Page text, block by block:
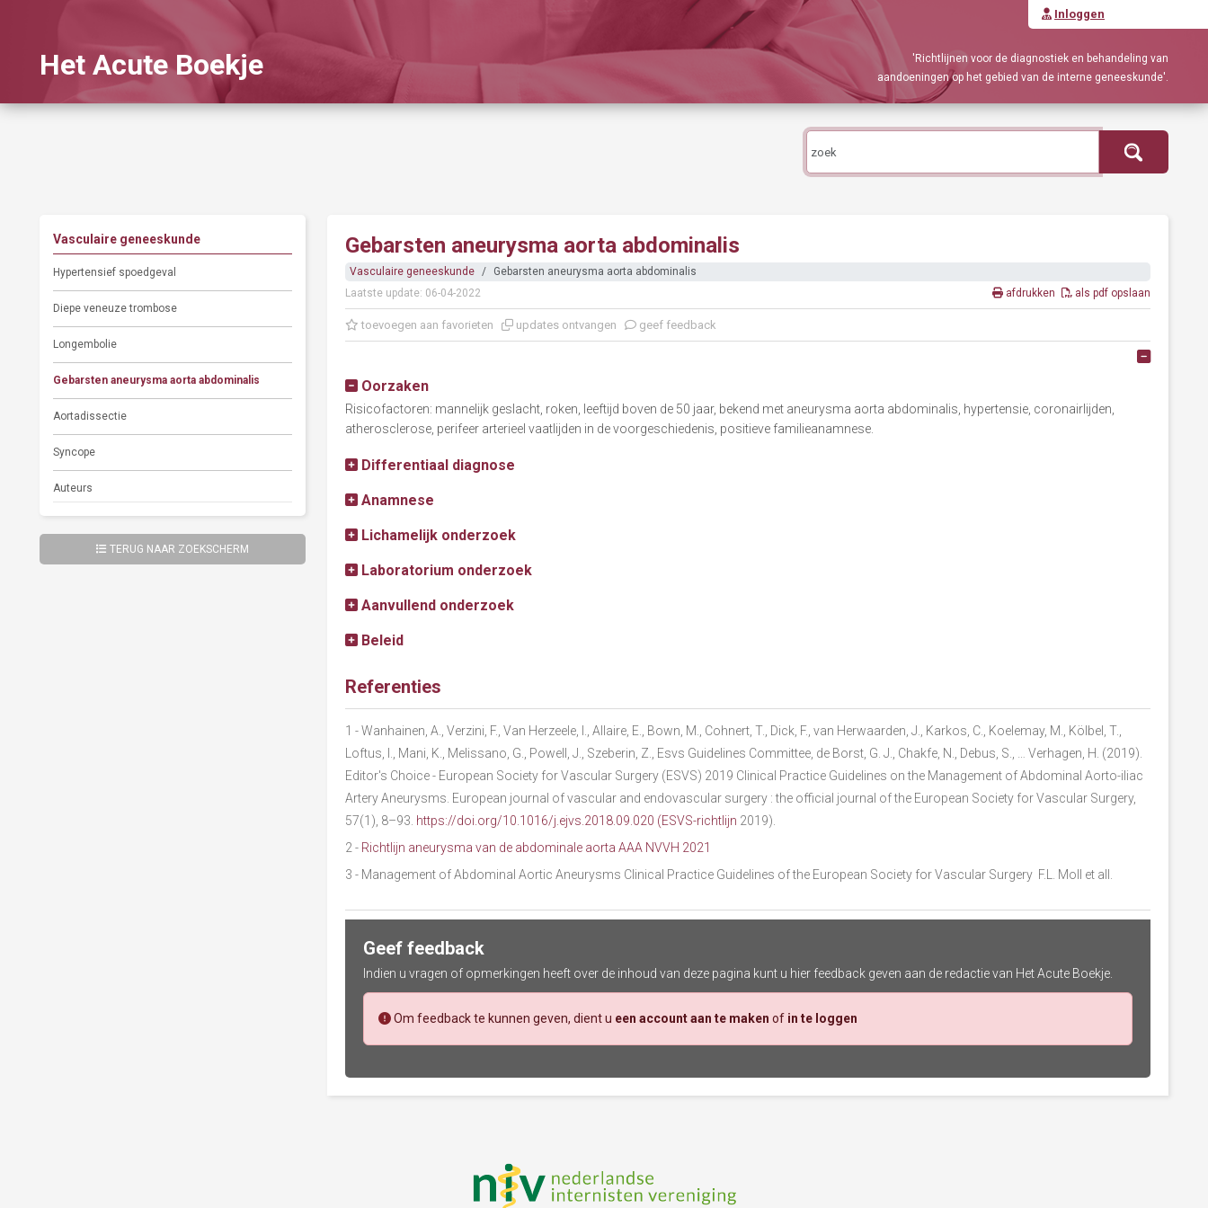
Inloggen
Het Acute Boekje
'Richtlijnen voor de diagnostiek en behandeling van
aandoeningen op het gebied van de interne geneeskunde'.
Vasculaire geneeskunde
Hypertensief spoedgeval
Diepe veneuze trombose
Longembolie
Gebarsten aneurysma aorta abdominalis
Aortadissectie
Syncope
Auteurs
TERUG NAAR ZOEKSCHERM
Gebarsten aneurysma aorta abdominalis
Vasculaire geneeskunde
Gebarsten aneurysma aorta abdominalis
Laatste update: 06-04-2022
afdrukken als pdf opslaan
toevoegen aan favorieten updates ontvangen geef feedback
Alles
Oorzaken
Risicofactoren: mannelijk geslacht, roken, leeftijd boven de 50 jaar, bekend met aneurysma aorta abdominalis, hypertensie, coronairlijden,
atherosclerose, perifeer arterieel vaatlijden in de voorgeschiedenis, positieve familieanamnese.
Differentiaal diagnose
Anamnese
Lichamelijk onderzoek
Laboratorium onderzoek
Aanvullend onderzoek
Beleid
Referenties
1 - Wanhainen, A., Verzini, F., Van Herzeele, I., Allaire, E., Bown, M., Cohnert, T., Dick, F., van Herwaarden, J., Karkos, C., Koelemay, M., Kölbel, T.,
Loftus, I., Mani, K., Melissano, G., Powell, J., Szeberin, Z., Esvs Guidelines Committee, de Borst, G. J., Chakfe, N., Debus, S., … Verhagen, H. (2019).
Editor's Choice - European Society for Vascular Surgery (ESVS) 2019 Clinical Practice Guidelines on the Management of Abdominal Aorto-iliac
Artery Aneurysms. European journal of vascular and endovascular surgery : the official journal of the European Society for Vascular Surgery,
57(1), 8–93. https://doi.org/10.1016/j.ejvs.2018.09.020 (ESVS-richtlijn 2019).
2 - Richtlijn aneurysma van de abdominale aorta AAA NVVH 2021
3 - Management of Abdominal Aortic Aneurysms Clinical Practice Guidelines of the European Society for Vascular Surgery F.L. Moll et all.
Geef feedback
Indien u vragen of opmerkingen heeft over de inhoud van deze pagina kunt u hier feedback geven aan de redactie van Het Acute Boekje.
Om feedback te kunnen geven, dient u een account aan te maken of in te loggen